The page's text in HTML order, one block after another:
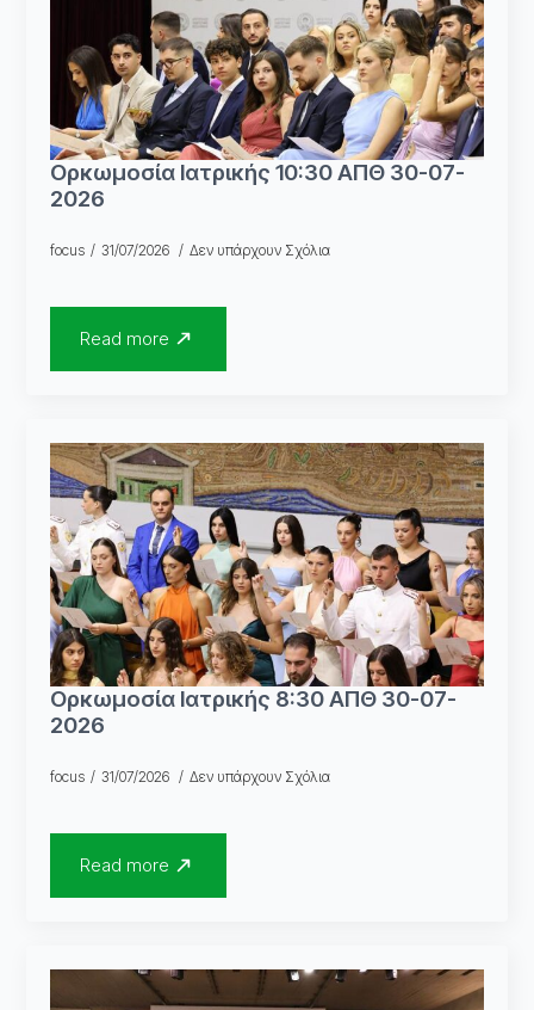
Ορκωμοσία Ιατρικής 10:30 ΑΠΘ 30-07-
2026
focus 31/07/2026 Δεν υπάρχουν Σχόλια
Read more
Ορκωμοσία Ιατρικής 8:30 ΑΠΘ 30-07-
2026
focus 31/07/2026 Δεν υπάρχουν Σχόλια
Read more